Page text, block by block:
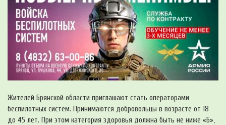
Жителей Брянской области приглашают стать операторами
беспилотных систем. Принимаются добровольцы в возрасте от 18
до 45 лет. При этом категория здоровья должна быть не ниже «Б»,